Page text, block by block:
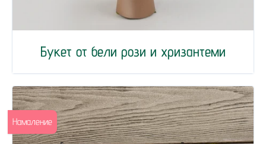
Букет от бели рози и хризантеми
Намаление